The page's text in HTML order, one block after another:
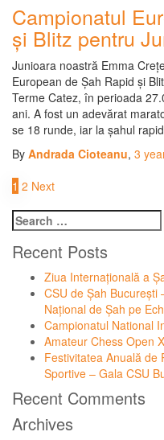
Campionatul
și Blitz pentru
Junioara noastră Emma
European de Șah Rapid și
Terme Catez, în perioada
ani. A fost un adevărat
se 18 runde, iar la șahul
By Andrada Cioteanu, 3
Posts
pagination
1 2 Next
Search
for:
Recent Posts
Ziua Internațională a
CSU de Șah București
Național de Șah pe
Campionatul National
Amateur Chess Open
Festivitatea Anuală de
Sportive – Gala CSU
Recent Comments
Archives